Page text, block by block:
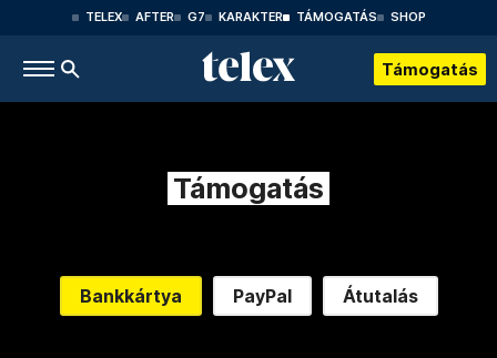
TELEX AFTER G7 KARAKTER TÁMOGATÁS SHOP
Támogatás
Támogatás
Bankkártya PayPal Átutalás